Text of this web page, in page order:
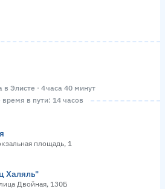
в Элисте · 4 часа 40 минут
в пути: 14 часов
площадь, 1
Халяль"
Двойная, 130Б